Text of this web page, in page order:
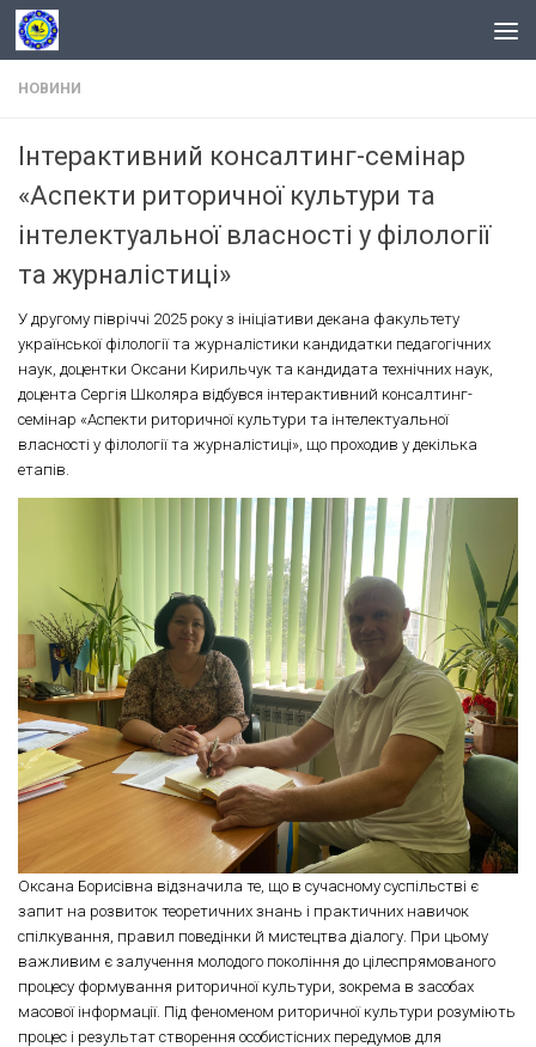
Skip to content
НОВИНИ
Інтерактивний консалтинг-семінар
«Аспекти риторичної культури та
інтелектуальної власності у філології
та журналістиці»
У другому півріччі 2025 року з ініціативи декана факультету
української філології та журналістики кандидатки педагогічних
наук, доцентки Оксани Кирильчук та кандидата технічних наук,
доцента Сергія Школяра відбувся інтерактивний консалтинг-
семінар «Аспекти риторичної культури та інтелектуальної
власності у філології та журналістиці», що проходив у декілька
етапів.
Оксана Борисівна відзначила те, що в сучасному суспільстві є
запит на розвиток теоретичних знань і практичних навичок
спілкування, правил поведінки й мистецтва діалогу. При цьому
важливим є залучення молодого покоління до цілеспрямованого
процесу формування риторичної культури, зокрема в засобах
масової інформації. Під феноменом риторичної культури розуміють
процес і результат створення особистісних передумов для